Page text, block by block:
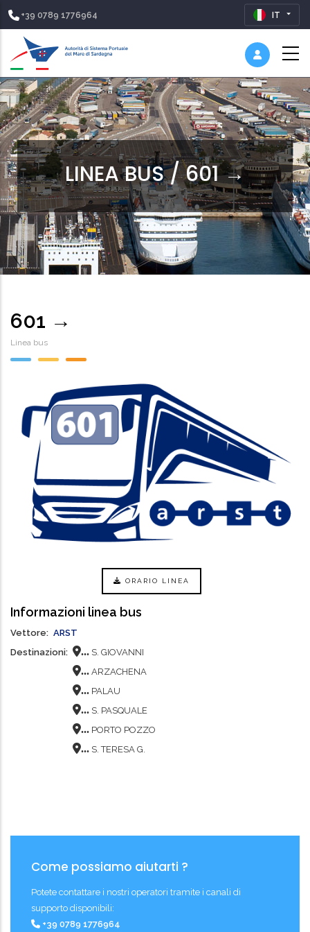
+39 0789 1776964 IT
LINEA BUS / 601 →
601 →
Linea bus
ORARIO LINEA
Informazioni linea bus
Vettore
ARST
Destinazioni
... S. GIOVANNI
... ARZACHENA
... PALAU
... S. PASQUALE
... PORTO POZZO
... S. TERESA G.
Come possiamo aiutarti ?
Potete contattare i nostri operatori tramite i canali di
supporto disponibili:
+39 0789 1776964